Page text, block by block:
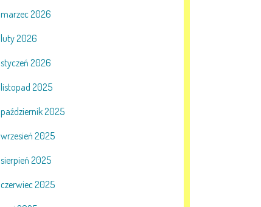
marzec 2026
luty 2026
styczeń 2026
listopad 2025
październik 2025
wrzesień 2025
sierpień 2025
czerwiec 2025